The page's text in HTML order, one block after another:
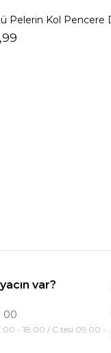
var?
00
- 18:00 / C.tesi 09:00 -